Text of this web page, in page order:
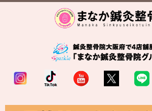
arrow_left_wh